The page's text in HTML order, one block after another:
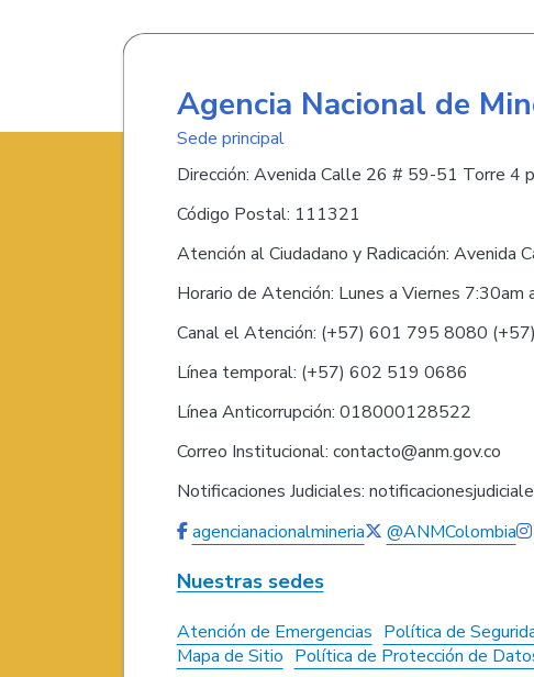
Agencia Nacional de
Sede principal
Dirección: Avenida Calle 26 # 59-51 Torre 4
Código Postal: 111321
Atención al Ciudadano y Radicación:
Horario de Atención: Lunes a Viernes 7:30am
Canal el Atención: (+57) 601 795 8080
Línea temporal: (+57) 602 519 0686
Línea Anticorrupción: 018000128522
Correo Institucional: contacto@anm.gov.co
Notificaciones Judiciales:
agencianacionalmineria
@ANMColombia
Nuestras sedes
Atención de Emergencias Política de
Mapa de Sitio Política de Protección de